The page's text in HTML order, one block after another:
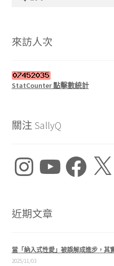
字:
來訪人次
StatCounter 點擊數統計
關注 SallyQ
InstagramYouTube Facebook
近期文章
當「納入式性愛」被誤解成進步，
2025/11/03